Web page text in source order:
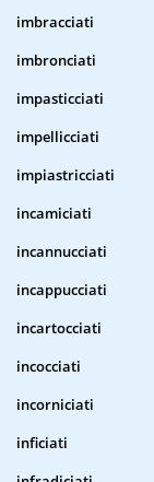
imbracciati
imbronciati
impasticciati
impellicciati
impiastricciati
incamiciati
incannucciati
incappucciati
incartocciati
incocciati
incorniciati
inficiati